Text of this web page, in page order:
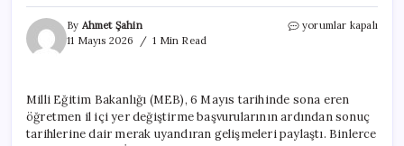
By Ahmet Şahin
11 Mayıs 2026
1 Min Read
MEBBİS
Yayınlanacak?
Öğretmen
İl
yorumlar kapalı
Milli Eğitim Bakanlığı (MEB), 6 Mayıs tarihinde sona eren
öğretmen il içi yer değiştirme başvurularının ardından sonuç
tarihlerine dair merak uyandıran gelişmeleri paylaştı. Binlerce